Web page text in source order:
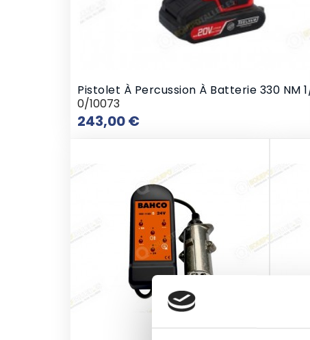
Pistolet À Percussion À Batterie 330 NM
0/10073
243,00 €